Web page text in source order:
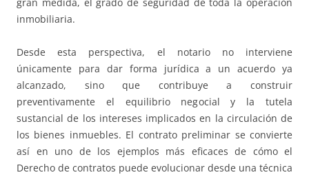
gran medida, el grado de seguridad de toda la operación
inmobiliaria.
Desde esta perspectiva, el notario no interviene
únicamente para dar forma jurídica a un acuerdo ya
alcanzado, sino que contribuye a construir
preventivamente el equilibrio negocial y la tutela
sustancial de los intereses implicados en la circulación de
los bienes inmuebles. El contrato preliminar se convierte
así en uno de los ejemplos más eficaces de cómo el
Derecho de contratos puede evolucionar desde una técnica